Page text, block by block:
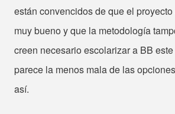
están convencidos de que el
muy bueno y que la metodología
creen necesario escolarizar a BB
parece la menos mala de las
así.